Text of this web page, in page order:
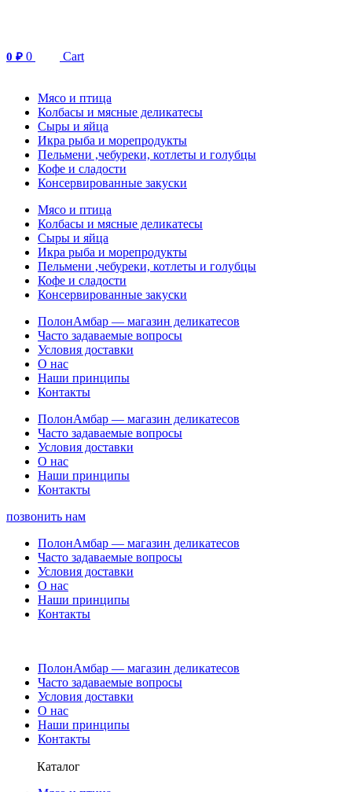
0 ₽ 0 Cart
Мясо и птица
Колбасы и мясные деликатесы
Сыры и яйца
Икра рыба и морепродукты
Пельмени ,чебуреки, котлеты и голубцы
Кофе и сладости
Консервированные закуски
Мясо и птица
Колбасы и мясные деликатесы
Сыры и яйца
Икра рыба и морепродукты
Пельмени ,чебуреки, котлеты и голубцы
Кофе и сладости
Консервированные закуски
ПолонАмбар — магазин деликатесов
Часто задаваемые вопросы
Условия доставки
О нас
Наши принципы
Контакты
ПолонАмбар — магазин деликатесов
Часто задаваемые вопросы
Условия доставки
О нас
Наши принципы
Контакты
позвонить нам
ПолонАмбар — магазин деликатесов
Часто задаваемые вопросы
Условия доставки
О нас
Наши принципы
Контакты
ПолонАмбар — магазин деликатесов
Часто задаваемые вопросы
Условия доставки
О нас
Наши принципы
Контакты
Каталог